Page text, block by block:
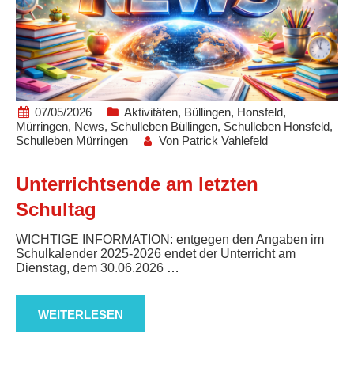
07/05/2026 Aktivitäten, Büllingen, Honsfeld,
Mürringen, News, Schulleben Büllingen, Schulleben Honsfeld,
Schulleben Mürringen
Von Patrick Vahlefeld
Unterrichtsende am letzten
Schultag
WICHTIGE INFORMATION: entgegen den Angaben im
Schulkalender 2025-2026 endet der Unterricht am
Dienstag, dem 30.06.2026 …
WEITERLESEN